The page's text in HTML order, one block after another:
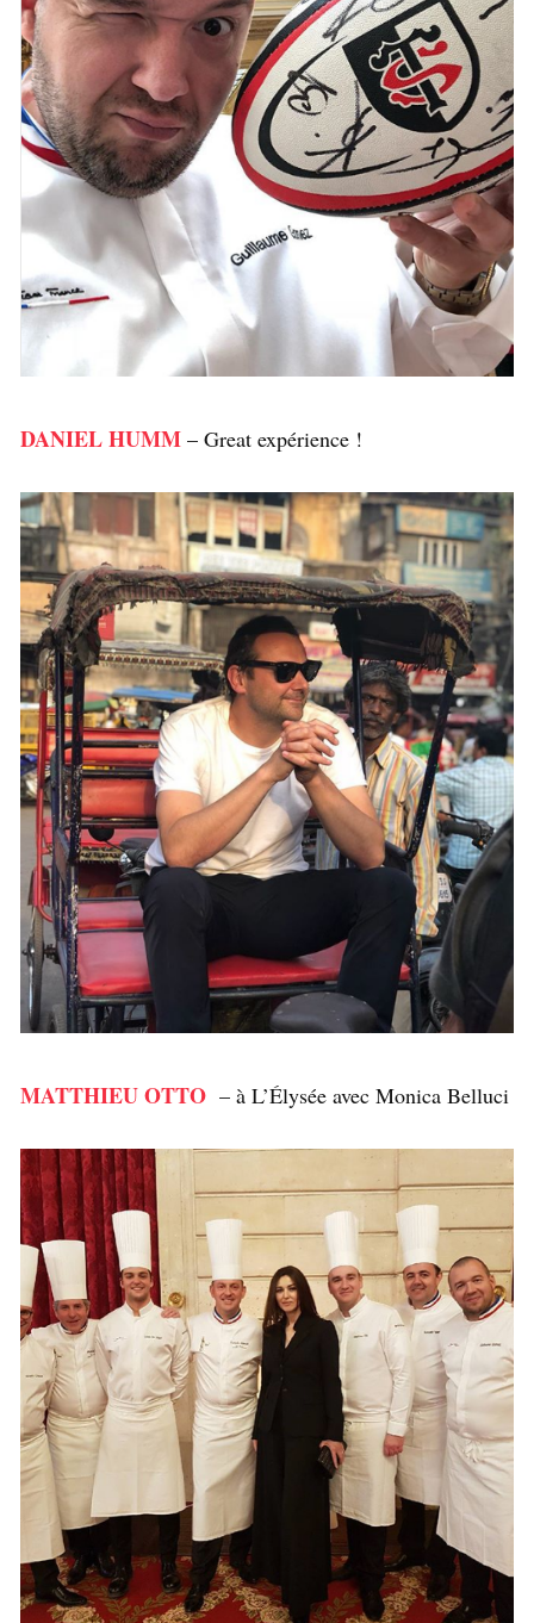
DANIEL HUMM – Great expérience !
MATTHIEU OTTO – à L’Élysée avec Monica Belluci